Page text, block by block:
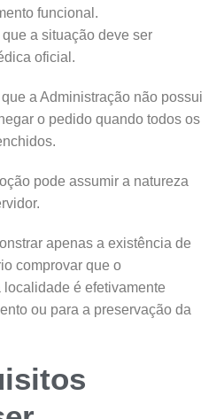
funcional.
a situação deve ser
oficial.
a Administração não possui
o pedido quando todos os
pode assumir a natureza
apenas a existência de
comprovar que o
é efetivamente
ou para a preservação da